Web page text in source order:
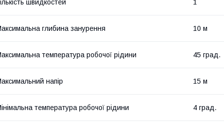
швидкостей 1
глибина занурення 10 м
температура робочої рідини 45 град.
напір 15 м
температура робочої рідини 4 град.